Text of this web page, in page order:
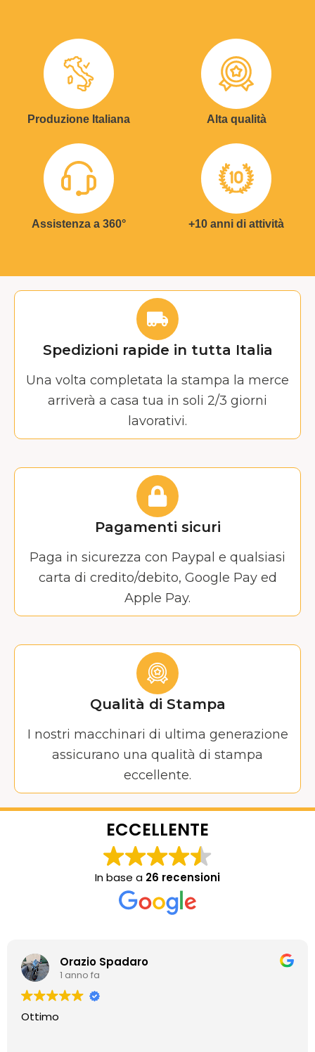
Produzione Italiana Alta qualità
Assistenza a 360° +10 anni di attività
Spedizioni rapide in tutta Italia
Una volta completata la stampa la merce
arriverà a casa tua in soli 2/3 giorni
lavorativi.
Pagamenti sicuri
Paga in sicurezza con Paypal e qualsiasi
carta di credito/debito, Google Pay ed
Apple Pay.
Qualità di Stampa
I nostri macchinari di ultima generazione
assicurano una qualità di stampa
eccellente.
ECCELLENTE
In base a 26 recensioni
Orazio Spadaro
1 anno fa
Ottimo